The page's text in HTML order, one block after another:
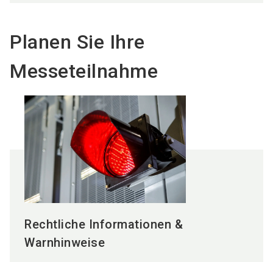
Planen Sie Ihre
Messeteilnahme
Rechtliche Informationen &
Warnhinweise